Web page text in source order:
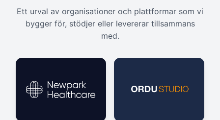
Ett urval av organisationer och plattformar som vi
bygger för, stödjer eller levererar tillsammans
med.